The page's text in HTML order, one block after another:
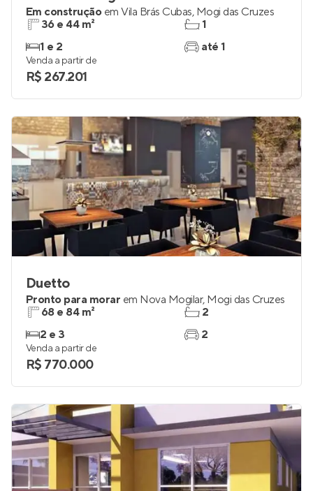
Em construção em Vila Brás Cubas, Mogi das Cruzes
36 e 44 m²
1 e 2
1
até 1
Venda a partir de
R$ 267.201
Duetto
Pronto para morar em Nova Mogilar, Mogi das Cruzes
68 e 84 m²
2 e 3
2
2
Venda a partir de
R$ 770.000